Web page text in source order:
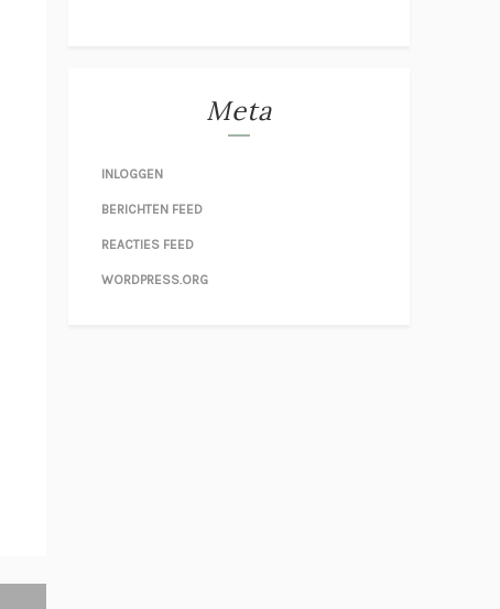
Meta
INLOGGEN
BERICHTEN FEED
REACTIES FEED
WORDPRESS.ORG